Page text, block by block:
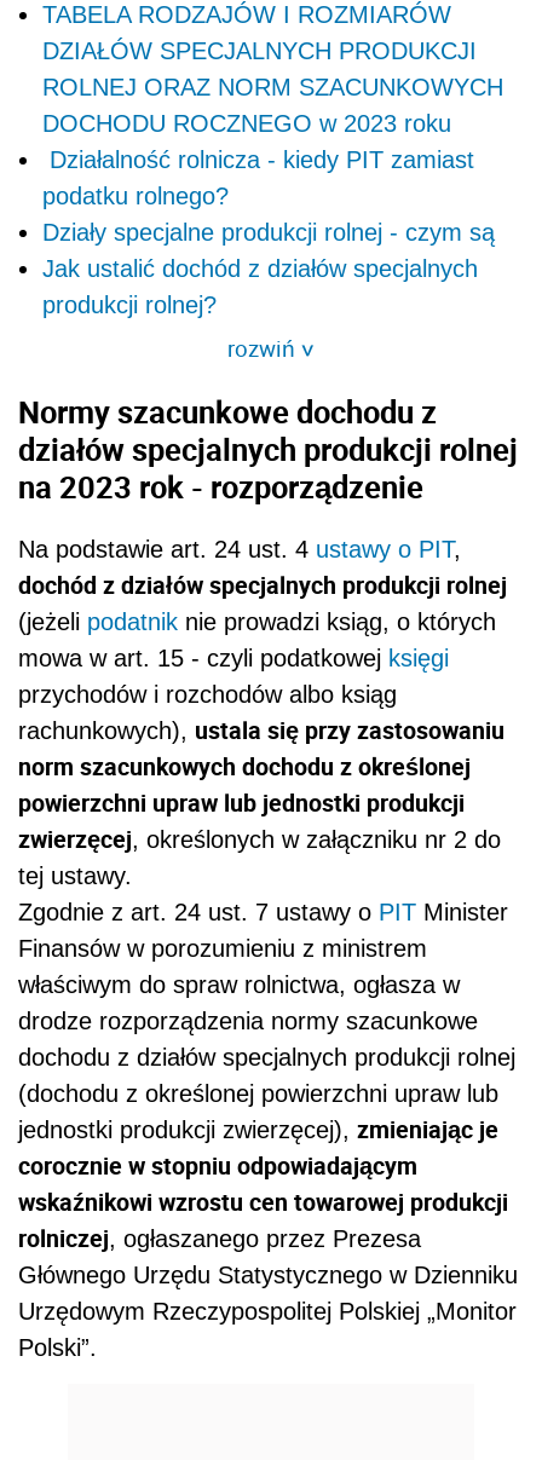
TABELA RODZAJÓW I ROZMIARÓW
DZIAŁÓW SPECJALNYCH PRODUKCJI
ROLNEJ ORAZ NORM SZACUNKOWYCH
DOCHODU ROCZNEGO w 2023 roku
Działalność rolnicza - kiedy PIT zamiast
podatku rolnego?
Działy specjalne produkcji rolnej - czym są
Jak ustalić dochód z działów specjalnych
produkcji rolnej?
rozwiń>
Normy szacunkowe dochodu z
działów specjalnych produkcji rolnej
na 2023 rok - rozporządzenie
Na podstawie art. 24 ust. 4 ustawy o PIT,
dochód z działów specjalnych produkcji rolnej
(jeżeli podatnik nie prowadzi ksiąg, o których
mowa w art. 15 - czyli podatkowej księgi
przychodów i rozchodów albo ksiąg
rachunkowych), ustala się przy zastosowaniu
norm szacunkowych dochodu z określonej
powierzchni upraw lub jednostki produkcji
zwierzęcej, określonych w załączniku nr 2 do
tej ustawy.
Zgodnie z art. 24 ust. 7 ustawy o PIT Minister
Finansów w porozumieniu z ministrem
właściwym do spraw rolnictwa, ogłasza w
drodze rozporządzenia normy szacunkowe
dochodu z działów specjalnych produkcji rolnej
(dochodu z określonej powierzchni upraw lub
jednostki produkcji zwierzęcej), zmieniając je
corocznie w stopniu odpowiadającym
wskaźnikowi wzrostu cen towarowej produkcji
rolniczej, ogłaszanego przez Prezesa
Głównego Urzędu Statystycznego w Dzienniku
Urzędowym Rzeczypospolitej Polskiej „Monitor
Polski”.